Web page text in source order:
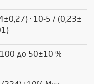
∙ 10-5 / (0,23±
до 50±10 %